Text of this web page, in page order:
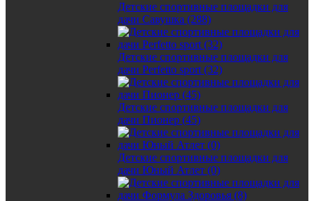
Детские спортивные площадки для
дачи Савушка (288)
Детские спортивные площадки для
дачи Perfetto sport (32)
Детские спортивные площадки для
дачи Пионер (45)
Детские спортивные площадки для
дачи Юный Атлет (0)